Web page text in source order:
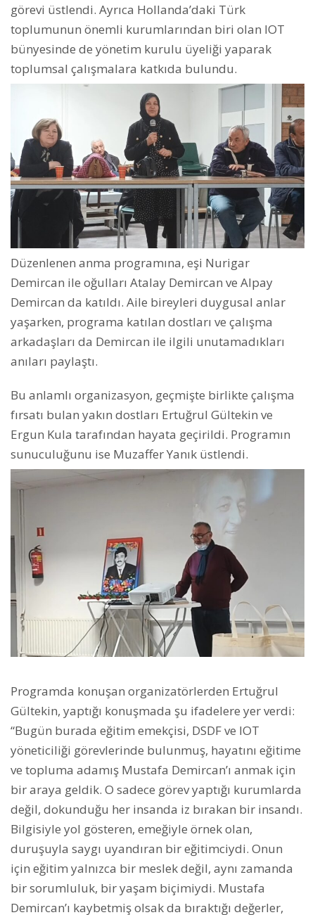
görevi üstlendi. Ayrıca Hollanda’daki Türk
toplumunun önemli kurumlarından biri olan IOT
bünyesinde de yönetim kurulu üyeliği yaparak
toplumsal çalışmalara katkıda bulundu.
Düzenlenen anma programına, eşi Nurigar
Demircan ile oğulları Atalay Demircan ve Alpay
Demircan da katıldı. Aile bireyleri duygusal anlar
yaşarken, programa katılan dostları ve çalışma
arkadaşları da Demircan ile ilgili unutamadıkları
anıları paylaştı.
Bu anlamlı organizasyon, geçmişte birlikte çalışma
fırsatı bulan yakın dostları Ertuğrul Gültekin ve
Ergun Kula tarafından hayata geçirildi. Programın
sunuculuğunu ise Muzaffer Yanık üstlendi.
Programda konuşan organizatörlerden Ertuğrul
Gültekin, yaptığı konuşmada şu ifadelere yer verdi:
“Bugün burada eğitim emekçisi, DSDF ve IOT
yöneticiliği görevlerinde bulunmuş, hayatını eğitime
ve topluma adamış Mustafa Demircan’ı anmak için
bir araya geldik. O sadece görev yaptığı kurumlarda
değil, dokunduğu her insanda iz bırakan bir insandı.
Bilgisiyle yol gösteren, emeğiyle örnek olan,
duruşuyla saygı uyandıran bir eğitimciydi. Onun
için eğitim yalnızca bir meslek değil, aynı zamanda
bir sorumluluk, bir yaşam biçimiydi. Mustafa
Demircan’ı kaybetmiş olsak da bıraktığı değerler,